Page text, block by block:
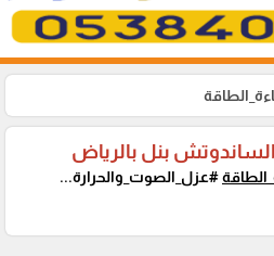
بنل بالرياض
#عزل_الصوت_والحرارة...